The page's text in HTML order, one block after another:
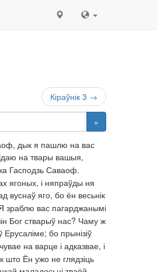
Кіраўнік 3 →
»
дык я пашлю на вас
на твары вашыя,
Гасподзь Саваоф.
ягоных, і няпраўды ня
вуснаў яго, бо ён весьнік
зраблю вас пагарджанымі
Бог стварыў нас? Чаму ж
бо прынізіў
на варце і адказвае, і
што Ён ужо не глядзіць